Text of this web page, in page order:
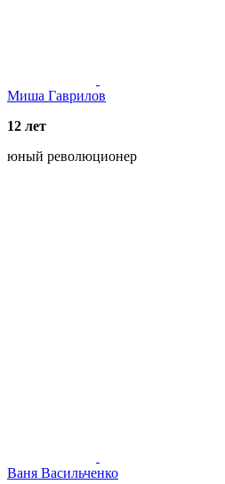
Миша Гаврилов
12 лет
юный революционер
Ваня Васильченко